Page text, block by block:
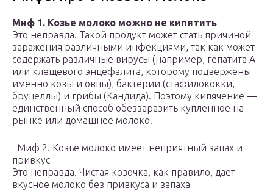
Миф 1. Козье молоко можно не кипятить
Это неправда. Такой продукт может стать причиной
заражения различными инфекциями, так как может
содержать различные вирусы (например, гепатита А
или клещевого энцефалита, которому подвержены
именно козы и овцы), бактерии (стафилококки,
бруцеллы) и грибы (Кандида). Поэтому кипячение —
единственный способ обеззаразить купленное на
рынке или домашнее молоко.
Миф 2. Козье молоко имеет неприятный запах и
привкус
Это неправда. Чистая козочка, как правило, дает
вкусное молоко без привкуса и запаха